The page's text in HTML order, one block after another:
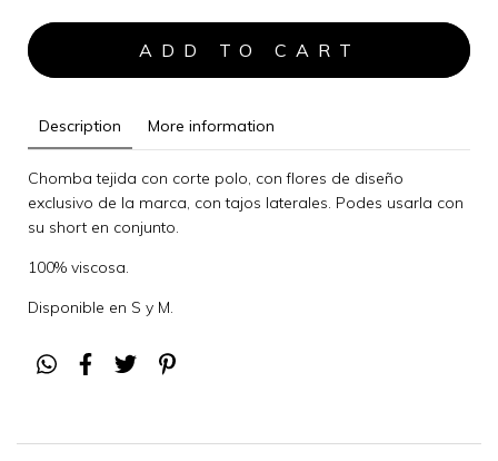
Description More information
Chomba tejida con corte polo, con flores de diseño
exclusivo de la marca, con tajos laterales. Podes usarla con
su short en conjunto.
100% viscosa.
Disponible en S y M.